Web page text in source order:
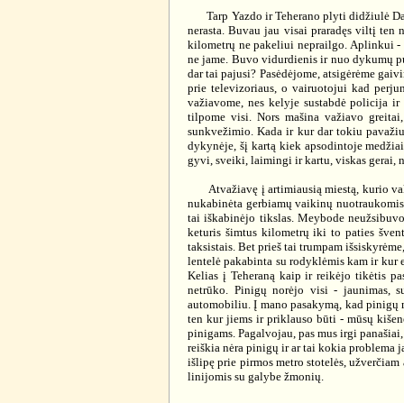
Tarp Yazdo ir Teherano plyti didžiulė
nerasta. Buvau jau visai praradęs viltį ten
kilometrų ne pakeliui neprailgo. Aplinkui -
ne jame. Buvo vidurdienis ir nuo dykumų
dar tai pajusi? Pasėdėjome, atsigėrėme
prie televizoriaus, o vairuotojui kad
važiavome, nes kelyje sustabdė policija
tilpome visi. Nors mašina važiavo
sunkvežimio. Kada ir kur dar tokiu
dykynėje, šį kartą kiek apsodintoje
gyvi, sveiki, laimingi ir kartu, viskas gerai,
Atvažiavę į artimiausią miestą, kurio
nukabinėta gerbiamų vaikinų
tai iškabinėjo tikslas. Meybode
keturis šimtus kilometrų iki to paties
taksistais. Bet prieš tai trumpam
lentelė pakabinta su rodyklėmis kam ir kur
Kelias į Teheraną kaip ir reikėjo tikėtis
netrūko. Pinigų norėjo visi - jaunimas,
automobiliu. Į mano pasakymą, kad pinigų
ten kur jiems ir priklauso būti - mūsų
pinigams. Pagalvojau, pas mus irgi
reiškia nėra pinigų ir ar tai kokia problema
išlipę prie pirmos metro stotelės,
linijomis su galybe žmonių.